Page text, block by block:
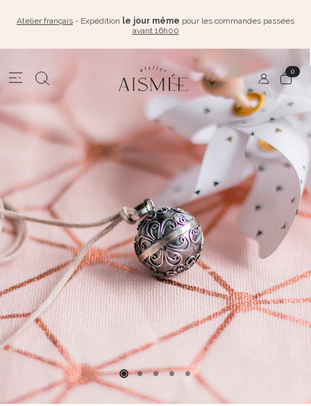
Atelier français - Expédition le jour même pour les commandes passées
avant 16h00
0